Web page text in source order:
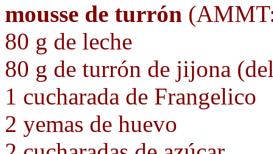
mousse de turrón
80 g de leche
80 g de turrón de jijona
1 cucharada de Frangelico
2 yemas de huevo